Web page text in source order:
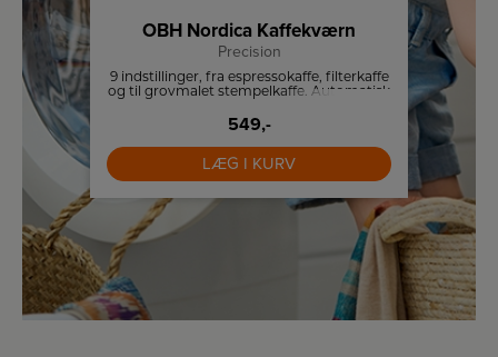
OBH Nordica Kaffekværn
Precision
9 indstillinger, fra espressokaffe, filterkaffe
og til grovmalet stempelkaffe. Automatisk
kværnhjul for nem rengøring.
549,-
LÆG I KURV